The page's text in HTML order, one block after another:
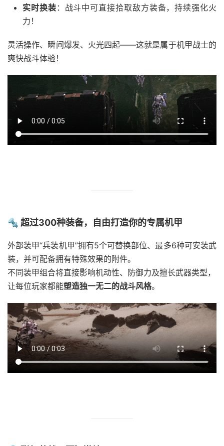
实时换装 ：战斗中可直接拾取敌方装备，持续强化火
力！
灵活操作、瞬间爆发、火光四起——这就是属于机甲战士的
爽快战斗体验！
🔩 超过300种装备，自由打造你的专属机甲
外部装甲“兵装机甲”拥有5个可替换部位、最多6种可安装武
装，并可配备拥有特殊效果的附件。
不同装甲组合将直接影响机动性、防御力及擅长武器类型，
让每位玩家都能塑造独一无二的战斗风格。